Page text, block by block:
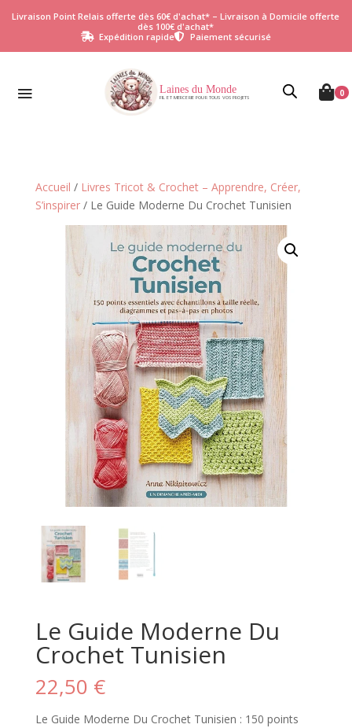
Livraison Point Relais offerte dès 60€ d'achat* – Livraison à Domicile offerte
dès 100€ d'achat*
 Expédition rapide Paiement sécurisé
Laines du Monde
FIL ET MERCERIE POUR TOUS VOS PROJETS  0
Accueil / Livres Tricot & Crochet – Apprendre, Créer,
S’inspirer/ Le Guide Moderne Du Crochet Tunisien
Le Guide Moderne Du
Crochet Tunisien
22,50 €
Le Guide Moderne Du Crochet Tunisien : 150 points